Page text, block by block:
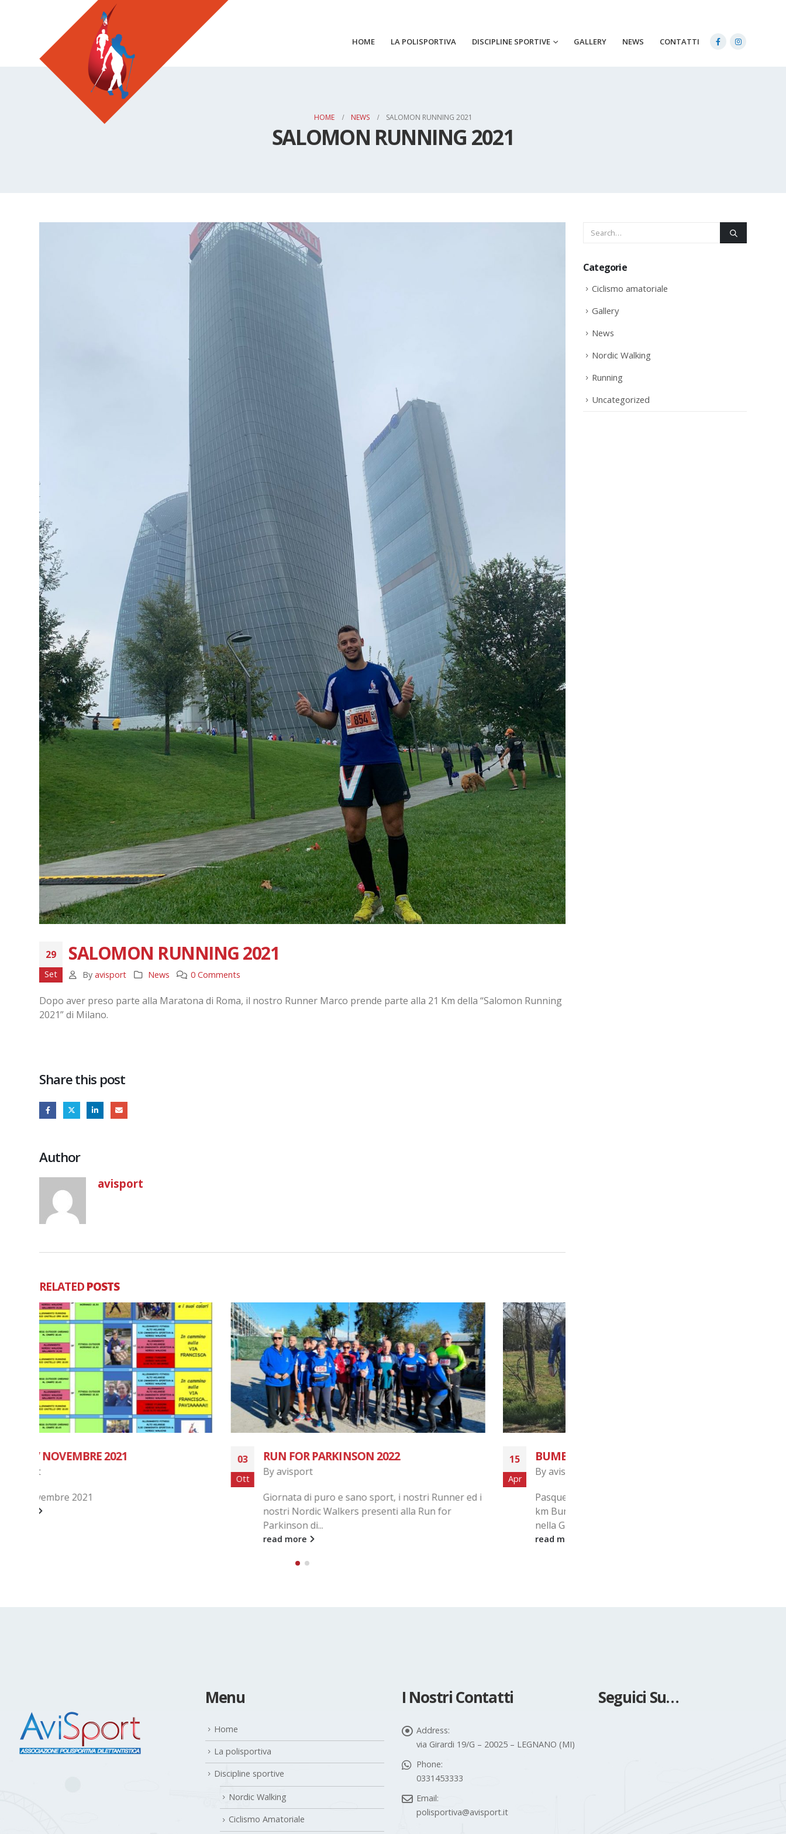
HOME LA POLISPORTIVA DISCIPLINE SPORTIVE GALLERY NEWS CONTATTI
HOME NEWS SALOMON RUNNING 2021
SALOMON RUNNING 2021
29
Set
SALOMON RUNNING 2021
By avisport News 0 Comments
Dopo aver preso parte alla Maratona di Roma, il nostro Runner Marco prende parte alla 21 Km della “Salomon Running
2021” di Milano.
Share this post
Author
avisport
RELATEDPOSTS
03 RUN FOR PARKINSON 2022
Giornata di puro e sano sport, i nostri Runner ed i
15 BUMBA DA CURSA
Pasquetta 2023, i nostri Runners presenti alla 10
km Bumba da Cursa a Busto Arsizio. Seguono foto
Categorie
Ciclismo amatoriale
Gallery
News
Nordic Walking
Running
Uncategorized
Menu
Home
La polisportiva
Discipline sportive
Nordic Walking
Ciclismo Amatoriale
I Nostri Contatti
Address:
via Girardi 19/G – 20025 – LEGNANO (MI)
Phone:
0331453333
Email:
polisportiva@avisport.it
Seguici Su…